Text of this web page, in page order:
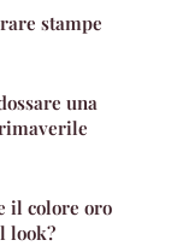
stampe
una
il colore oro
look?